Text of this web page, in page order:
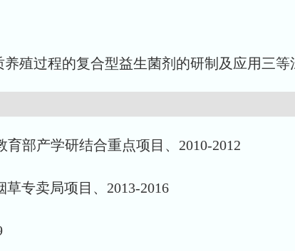
殖过程的复合型益生菌剂的研制及应用三等
部产学研结合重点项目、2010-2012
专卖局项目、2013-2016